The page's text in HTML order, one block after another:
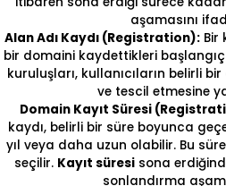
aşamasını
Alan Adı Kaydı (Registration):Bir
bir domaini kaydettikleri başlangıç
kuruluşları, kullanıcıların belirli
ve tescil etmesine
Domain Kayıt Süresi
kaydı, belirli bir süre boyunca
yıl veya daha uzun olabilir. Bu
seçilir. Kayıt süresisona
sonlandırma